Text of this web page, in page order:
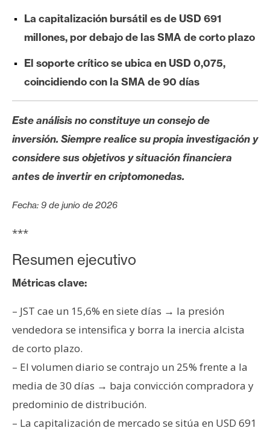
A
n
l
i
s
N
o
t
a
e
r
n
s
a
T
e
m
La capitalización bursátil es de USD 691
millones, por debajo de las SMA de corto plazo
El soporte crítico se ubica en USD 0,075,
coincidiendo con la SMA de 90 días
Este análisis no constituye un consejo de
inversión. Siempre realice su propia investigación y
considere sus objetivos y situación financiera
antes de invertir en criptomonedas.
Fecha: 9 de junio de 2026
***
Resumen ejecutivo
Métricas clave:
– JST cae un 15,6% en siete días → la presión
vendedora se intensifica y borra la inercia alcista
de corto plazo.
– El volumen diario se contrajo un 25% frente a la
media de 30 días → baja convicción compradora y
predominio de distribución.
– La capitalización de mercado se sitúa en USD 691